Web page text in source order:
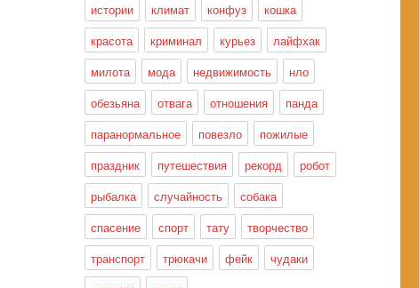
истории
климат конфуз
кошка
красота
криминал курьез
лайфхак
милота
мода недвижимость
нло
обезьяна
отвага отношения
панда
паранормальное
повезло
пожилые
праздник
путешествия рекорд
робот
рыбалка
случайность
собака
спасение
спорт тату
творчество
транспорт
трюкачи фейк
чудаки